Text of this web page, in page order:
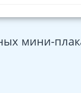
мини-